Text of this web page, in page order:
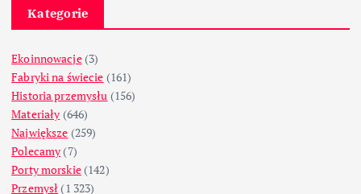
Kategorie
Ekoinnowacje(3)
Fabryki na świecie (161)
Historia przemysłu (156)
Materiały (646)
Największe (259)
Polecamy (7)
Porty morskie(142)
Przemysł (1 323)